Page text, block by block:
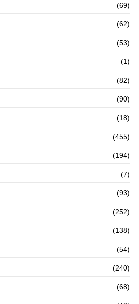
(69)
(62)
(53)
(1)
(82)
(90)
(18)
(455)
(194)
(7)
(93)
(252)
(138)
(54)
(240)
(68)